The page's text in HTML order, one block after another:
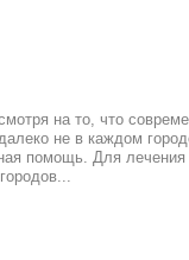
на то, что
не в каждом
помощь. Для